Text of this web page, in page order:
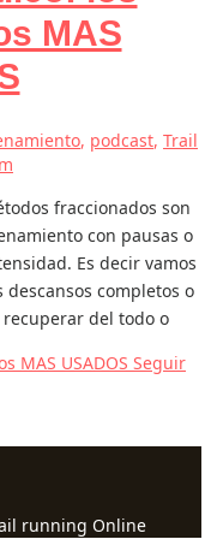
MAS
, podcast, Trail
fraccionados son
con pausas o
Es decir vamos
completos o
del todo o
MAS USADOS Seguir
running Online